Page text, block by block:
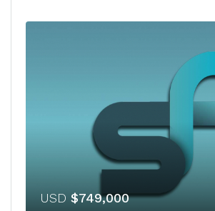
USD $749,000